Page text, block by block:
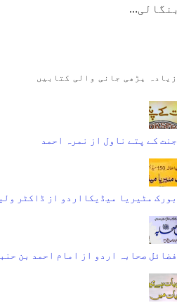
بنگالی…
زیادہ پڑھی جانی والی کتابیں
جنت کے پتے ناول از نمرہ احمد
بورک مٹیریا میڈیکااردو از ڈاکٹر
فضائل صحابہ اردو از امام احمد بن